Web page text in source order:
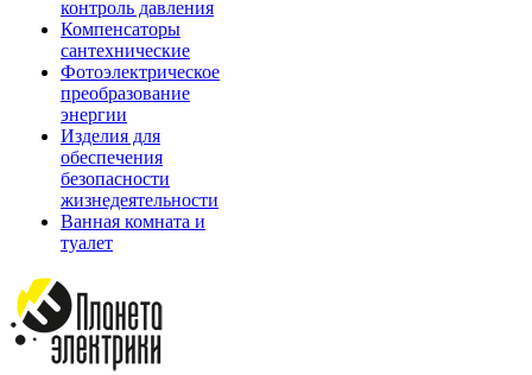
контроль давления
Компенсаторы
сантехнические
Фотоэлектрическое
преобразование
энергии
Изделия для
обеспечения
безопасности
жизнедеятельности
Ванная комната и
туалет